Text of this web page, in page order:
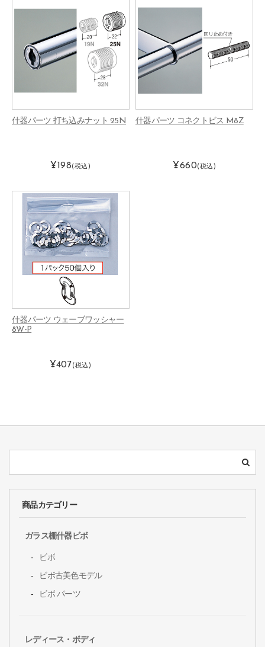
什器パーツ 打ち込みナット 25N
¥198(税込)
什器パーツ コネクトビス M8Z
¥660(税込)
什器パーツ ウェーブワッシャー
8W-P
¥407 (税込)
商品カテゴリー
ガラス棚什器ビボ
ビボ
ビボ古美色モデル
ビボ パーツ
レディース・ボディ